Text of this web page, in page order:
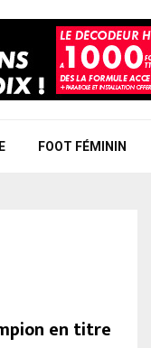
FOOT FÉMININ
en titre